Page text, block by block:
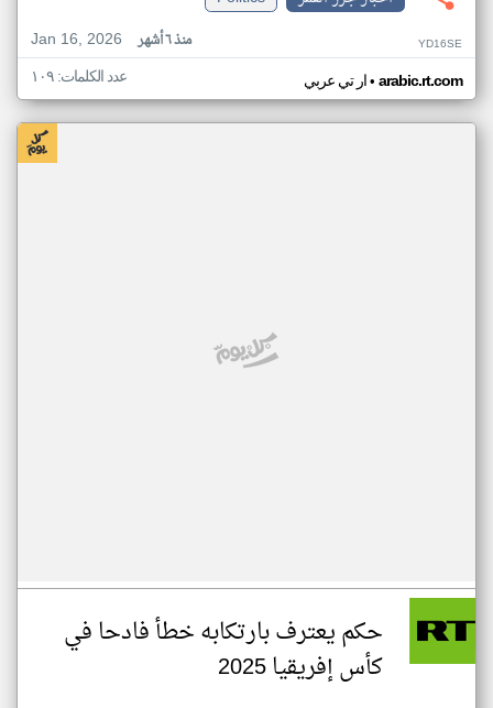
Jan 16, 2026
منذ ٦ أشهر YD16SE
ار تي عربي• arabic.rt.com عدد الكلمات: ١٠٩
حكم يعترف بارتكابه خطأ فادحا في
كأس إفريقيا 2025